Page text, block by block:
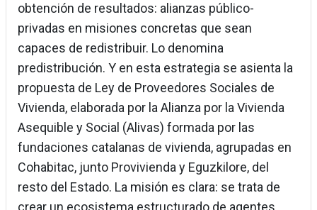
obtención de resultados: alianzas público-
privadas en misiones concretas que sean
capaces de redistribuir. Lo denomina
predistribución. Y en esta estrategia se asienta la
propuesta de Ley de Proveedores Sociales de
Vivienda, elaborada por la Alianza por la Vivienda
Asequible y Social (Alivas) formada por las
fundaciones catalanas de vivienda, agrupadas en
Cohabitac, junto Provivienda y Eguzkilore, del
resto del Estado. La misión es clara: se trata de
crear un ecosistema estructurado de agentes